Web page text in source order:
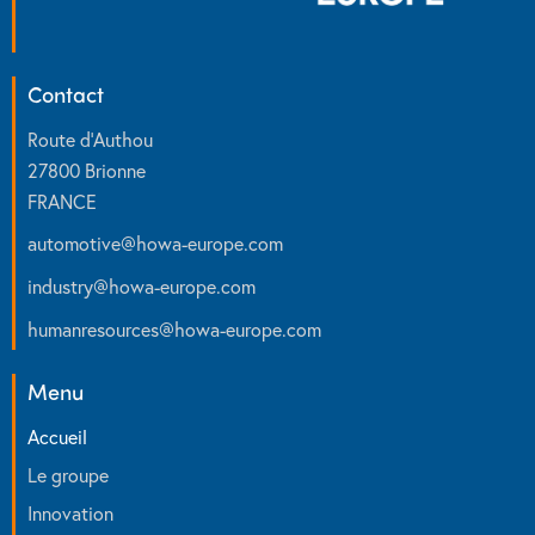
Contact
Route d’Authou
27800 Brionne
FRANCE
automotive@howa-europe.com
industry@howa-europe.com
humanresources@howa-europe.com
Menu
Accueil
Le groupe
Innovation